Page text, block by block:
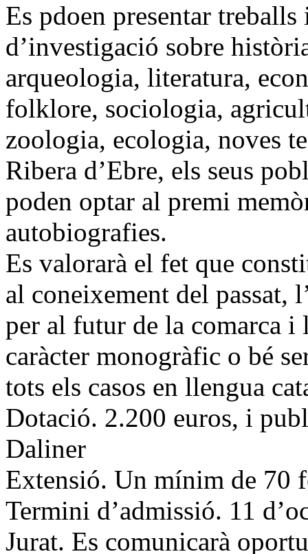
Es pdoen presentar treballs
d’investigació sobre
arqueologia, literatura,
folklore, sociologia,
zoologia, ecologia, noves
Ribera d’Ebre, els seus
poden optar al premi
autobiografies.
Es valorarà el fet que
al coneixement del passat,
per al futur de la comarca
caràcter monogràfic o bé
tots els casos en llengua
Dotació. 2.200 euros, i
Daliner
Extensió. Un mínim de 70
Termini d’admissió. 11
Jurat. Es comunicarà